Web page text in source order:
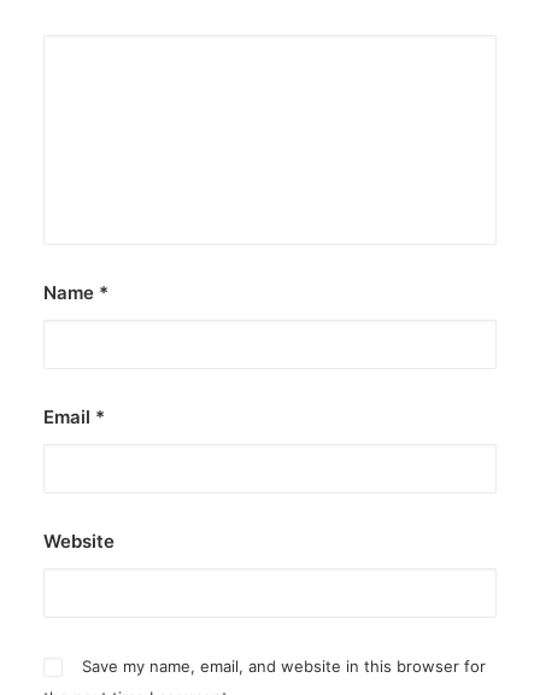
Name *
Email *
Website
Save my name, email, and website in this browser for